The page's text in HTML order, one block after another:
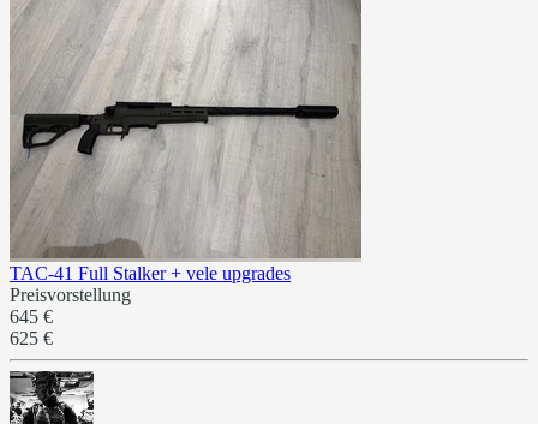
TAC-41 Full Stalker + vele upgrades
Preisvorstellung
645 €
625 €